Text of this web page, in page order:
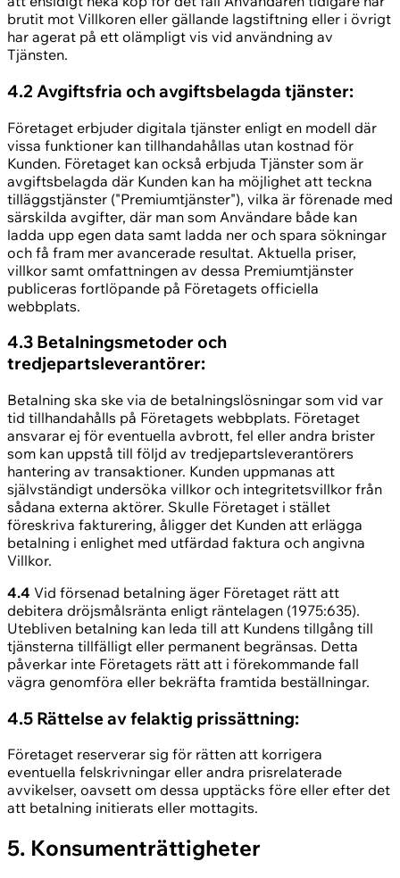
brutit mot Villkoren eller gällande lagstiftning eller i övrigt
har agerat på ett olämpligt vis vid användning av
Tjänsten.
4.2 Avgiftsfria och avgiftsbelagda tjänster:
Företaget erbjuder digitala tjänster enligt en modell där
vissa funktioner kan tillhandahållas utan kostnad för
Kunden. Företaget kan också erbjuda Tjänster som är
avgiftsbelagda där Kunden kan ha möjlighet att teckna
tilläggstjänster ("Premiumtjänster"), vilka är förenade med
särskilda avgifter, där man som Användare både kan
ladda upp egen data samt ladda ner och spara sökningar
och få fram mer avancerade resultat. Aktuella priser,
villkor samt omfattningen av dessa Premiumtjänster
publiceras fortlöpande på Företagets officiella
webbplats.
4.3 Betalningsmetoder och
tredjepartsleverantörer:
Betalning ska ske via de betalningslösningar som vid var
tid tillhandahålls på Företagets webbplats. Företaget
ansvarar ej för eventuella avbrott, fel eller andra brister
som kan uppstå till följd av tredjepartsleverantörers
hantering av transaktioner. Kunden uppmanas att
självständigt undersöka villkor och integritetsvillkor från
sådana externa aktörer. Skulle Företaget i stället
föreskriva fakturering, åligger det Kunden att erlägga
betalning i enlighet med utfärdad faktura och angivna
Villkor.
4.4 Vid försenad betalning äger Företaget rätt att
debitera dröjsmålsränta enligt räntelagen (1975:635).
Utebliven betalning kan leda till att Kundens tillgång till
tjänsterna tillfälligt eller permanent begränsas. Detta
påverkar inte Företagets rätt att i förekommande fall
vägra genomföra eller bekräfta framtida beställningar.
4.5 Rättelse av felaktig prissättning:
Företaget reserverar sig för rätten att korrigera
eventuella felskrivningar eller andra prisrelaterade
avvikelser, oavsett om dessa upptäcks före eller efter det
att betalning initierats eller mottagits.
5. Konsumenträttigheter